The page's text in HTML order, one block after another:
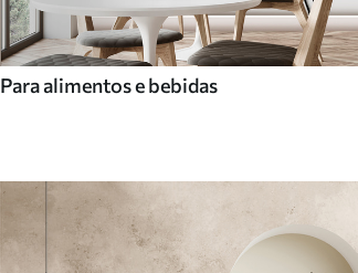
Para alimentos e bebidas